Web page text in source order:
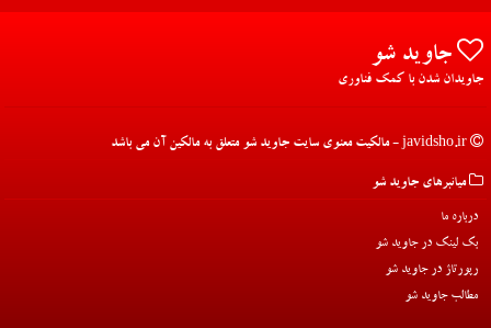
جاوید شو
جاویدان شدن با کمک فناوری
میانبرهای جاوید شو
درباره ما
بک لینک در جاوید شو
رپورتاژ در جاوید شو
مطالب جاوید شو